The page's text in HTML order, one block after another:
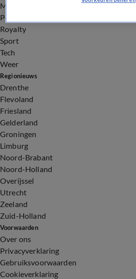
Milieu en Gezondheid
Politiek
Royalty
Sport
Tech
Weer
Regionieuws
Drenthe
Flevoland
Friesland
Gelderland
Groningen
Limburg
Noord-Brabant
Noord-Holland
Overijssel
Utrecht
Zeeland
Zuid-Holland
Voorwaarden
Over ons
Privacyverklaring
Gebruiksvoorwaarden
Cookieverklaring